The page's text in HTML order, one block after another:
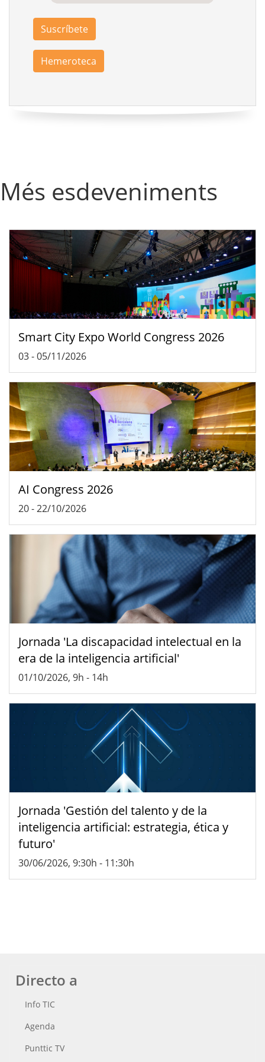
Suscríbete
Hemeroteca
Més esdeveniments
Smart City Expo World Congress 2026
03-05/11/2026
AI Congress 2026
20-22/10/2026
Jornada 'La discapacidad intelectual en la
era de la inteligencia artificial'
01/10/2026, 9h - 14h
Jornada 'Gestión del talento y de la
inteligencia artificial: estrategia, ética y
futuro'
30/06/2026, 9:30h - 11:30h
Directo a
Info TIC
Agenda
Punttic TV